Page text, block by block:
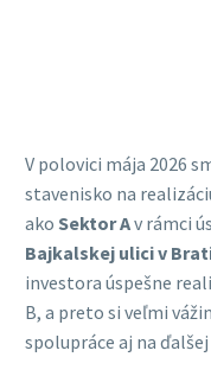
V polovici mája 2026
stavenisko na
ako Sektor Av rámci
Bajkalskej ulici v
investora úspešne
B, a preto si veľmi
spolupráce aj na